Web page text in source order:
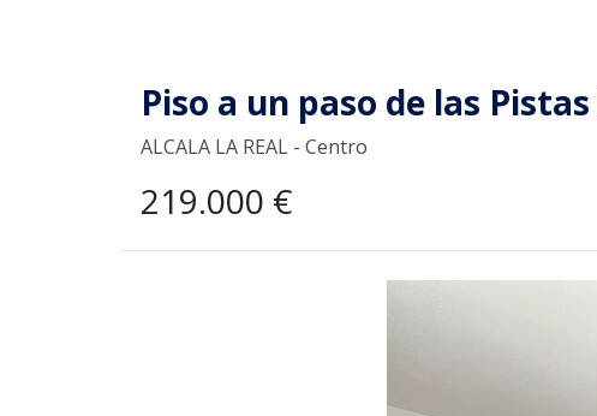
Piso a un paso de las
ALCALA LA REAL - Centro
219.000 €